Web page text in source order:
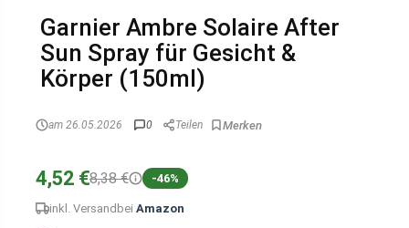
Garnier Ambre Solaire After
Sun Spray für Gesicht &
Körper (150ml)
am 26.05.2026 0 Teilen
4,52 €8,38 € -46%
inkl. Versand bei Amazon